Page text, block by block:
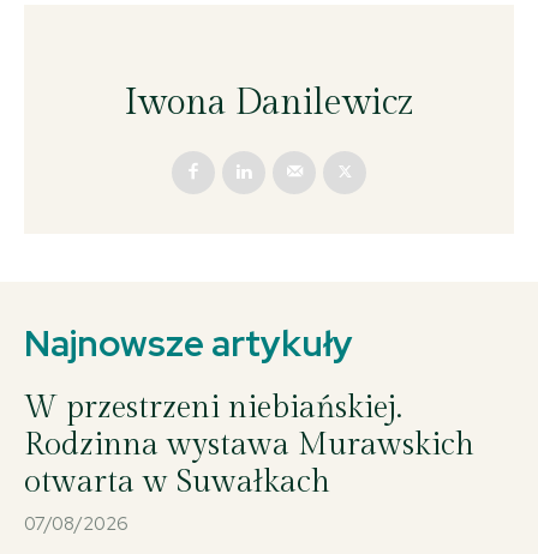
Iwona Danilewicz
Najnowsze artykuły
W przestrzeni niebiańskiej.
Rodzinna wystawa Murawskich
otwarta w Suwałkach
07/08/2026